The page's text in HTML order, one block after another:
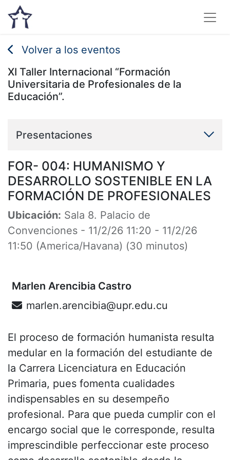
Volver a los eventos
XI Taller Internacional “Formación
Universitaria de Profesionales de la
Educación”.
Presentaciones
FOR- 004: HUMANISMO Y
DESARROLLO SOSTENIBLE EN LA
FORMACIÓN DE PROFESIONALES
Ubicación: Sala 8. Palacio de
Convenciones - 11/2/26 11:20 - 11/2/26
11:50 (America/Havana) (30 minutos)
Marlen Arencibia Castro
marlen.arencibia@upr.edu.cu
El proceso de formación humanista resulta
medular en la formación del estudiante de
la Carrera Licenciatura en Educación
Primaria, pues fomenta cualidades
indispensables en su desempeño
profesional. Para que pueda cumplir con el
encargo social que le corresponde, resulta
imprescindible perfeccionar este proceso